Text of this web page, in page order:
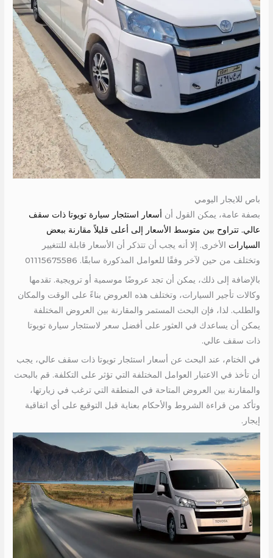
باص للايجار اليومي
بصفة عامة، يمكن القول أن أسعار استئجار سيارة تويوتا ذات سقف
عالي. تتراوح بين متوسط الأسعار إلى أعلى قليلاً مقارنة ببعض
السيارات الأخرى. إلا أنه يجب أن تتذكر أن الأسعار قابلة للتتغيير
وتختلف من حين لآخر وفقًا للعوامل المذكورة سابقًا. 01115675586
بالإضافة إلى ذلك، يمكن أن تجد عروضًا موسمية أو ترويجية. تقدمها
وكالات تأجير السيارات، وتختلف هذه العروض بناءً على الوقت والمكان
والطلب. لذا، فإن البحث المستمر والمقارنة بين العروض المختلفة
يمكن أن يساعدك في العثور على أفضل سعر لاستئجار سيارة تويوتا
ذات سقف عالي.
في الختام، عند البحث عن أسعار استئجار تويوتا ذات سقف عالي، يجب
أن تأخذ في الاعتبار العوامل المختلفة التي تؤثر على التكلفة. قم بالبحث
والمقارنة بين العروض المتاحة في المنطقة التي ترغب في زيارتها،
وتأكد من قراءة الشروط والأحكام بعناية قبل التوقيع على أي اتفاقية
إيجار.